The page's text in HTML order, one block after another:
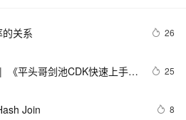
关系 26
《平头哥剑池CDK快速上手指
25
Join 8